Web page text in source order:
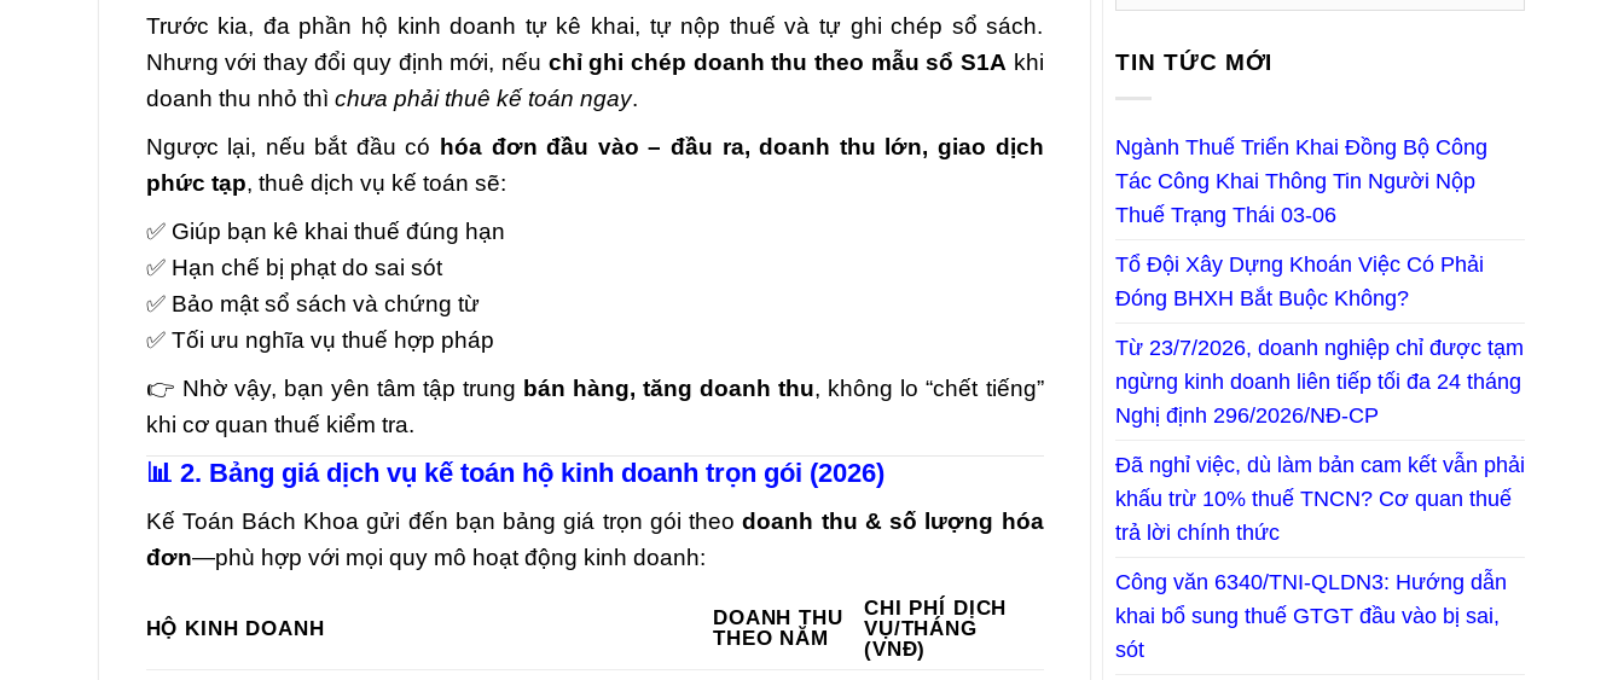
Trước kia, đa phần hộ kinh doanh tự kê khai, tự nộp thuế và tự ghi chép sổ sách.
Nhưng với thay đổi quy định mới, nếu chỉ ghi chép doanh thu theo mẫu sổ S1A khi
doanh thu nhỏ thì chưa phải thuê kế toán ngay.
Ngược lại, nếu bắt đầu có hóa đơn đầu vào – đầu ra, doanh thu lớn, giao dịch
phức tạp, thuê dịch vụ kế toán sẽ:
✅ Giúp bạn kê khai thuế đúng hạn
✅ Hạn chế bị phạt do sai sót
✅ Bảo mật sổ sách và chứng từ
✅ Tối ưu nghĩa vụ thuế hợp pháp
👉 Nhờ vậy, bạn yên tâm tập trung bán hàng, tăng doanh thu, không lo “chết tiếng”
khi cơ quan thuế kiểm tra.
📊 2. Bảng giá dịch vụ kế toán hộ kinh doanh trọn gói (2026)
Kế Toán Bách Khoa gửi đến bạn bảng giá trọn gói theodoanh thu & số lượng hóa
đơn—phù hợp với mọi quy mô hoạt động kinh doanh:
HỘ KINH DOANH
DOANH THU
THEO NĂM
CHI PHÍ DỊCH
VỤ/THÁNG
(VNĐ)
TIN TỨC MỚI
Ngành Thuế Triển Khai Đồng Bộ Công
Tác Công Khai Thông Tin Người Nộp
Thuế Trạng Thái 03-06
Tổ Đội Xây Dựng Khoán Việc Có Phải
Đóng BHXH Bắt Buộc Không?
Từ 23/7/2026, doanh nghiệp chỉ được tạm
ngừng kinh doanh liên tiếp tối đa 24 tháng
Nghị định 296/2026/NĐ-CP
Đã nghỉ việc, dù làm bản cam kết vẫn phải
khấu trừ 10% thuế TNCN? Cơ quan thuế
trả lời chính thức
Công văn 6340/TNI-QLDN3: Hướng dẫn
khai bổ sung thuế GTGT đầu vào bị sai,
sót